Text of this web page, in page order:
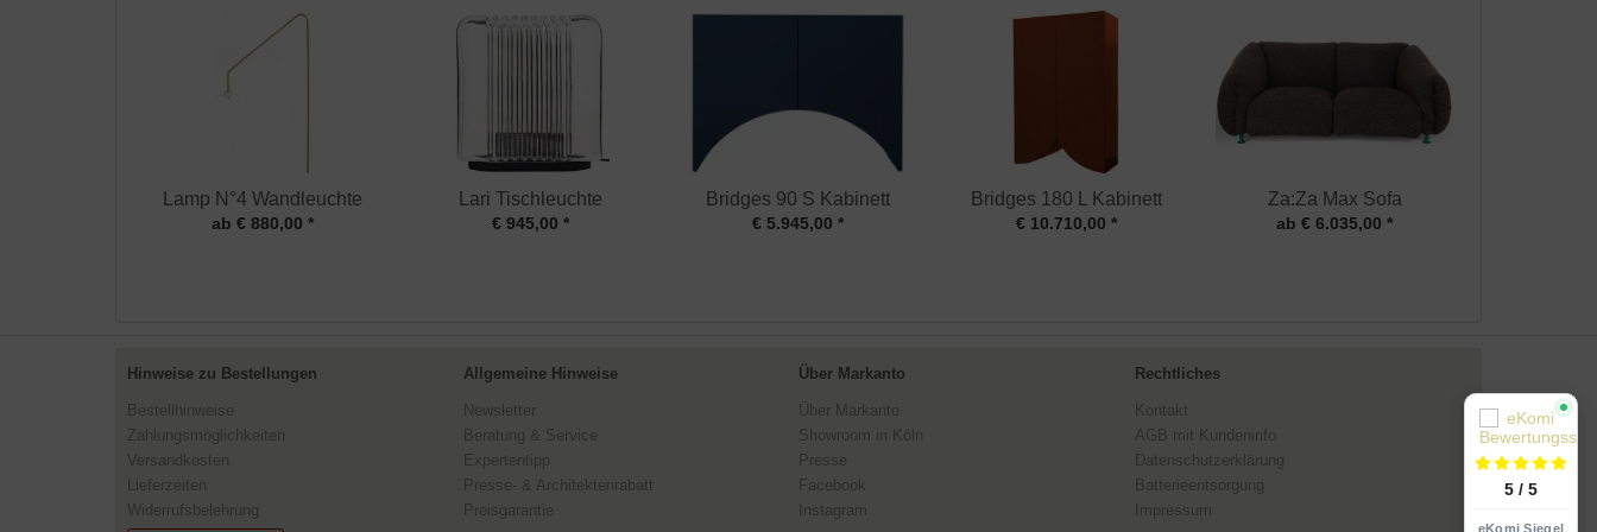
Lamp N°4 Wandleuchte
ab € 880,00 *
Lari Tischleuchte
€ 945,00 *
Bridges 90 S Kabinett
€ 5.945,00 *
Bridges 180 L Kabinett
€ 10.710,00 *
Za:Za Max Sofa
ab € 6.035,00 *
Hinweise zu Bestellungen
Bestellhinweise
Zahlungsmöglichkeiten
Versandkosten
Lieferzeiten
Widerrufsbelehrung
Allgemeine Hinweise
Newsletter
Beratung & Service
Expertentipp
Presse- & Architektenrabatt
Preisgarantie
Über Markanto
Über Markanto
Showroom in Köln
Presse
Facebook
Instagram
Rechtliches
Kontakt
AGB mit Kundeninfo
Datenschutzerklärung
Batterieentsorgung
Impressum
5 / 5
eKomi Siegel